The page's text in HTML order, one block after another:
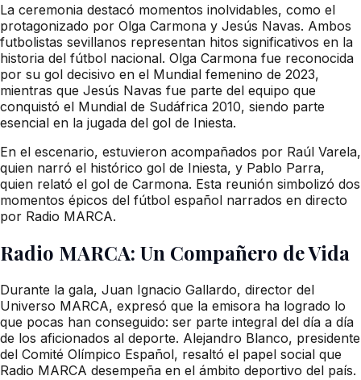
La ceremonia destacó momentos inolvidables, como el
protagonizado por Olga Carmona y Jesús Navas. Ambos
futbolistas sevillanos representan hitos significativos en la
historia del fútbol nacional. Olga Carmona fue reconocida
por su gol decisivo en el Mundial femenino de 2023,
mientras que Jesús Navas fue parte del equipo que
conquistó el Mundial de Sudáfrica 2010, siendo parte
esencial en la jugada del gol de Iniesta.
En el escenario, estuvieron acompañados por Raúl Varela,
quien narró el histórico gol de Iniesta, y Pablo Parra,
quien relató el gol de Carmona. Esta reunión simbolizó dos
momentos épicos del fútbol español narrados en directo
por Radio MARCA.
Radio MARCA: Un Compañero de Vida
Durante la gala, Juan Ignacio Gallardo, director del
Universo MARCA, expresó que la emisora ha logrado lo
que pocas han conseguido: ser parte integral del día a día
de los aficionados al deporte. Alejandro Blanco, presidente
del Comité Olímpico Español, resaltó el papel social que
Radio MARCA desempeña en el ámbito deportivo del país.